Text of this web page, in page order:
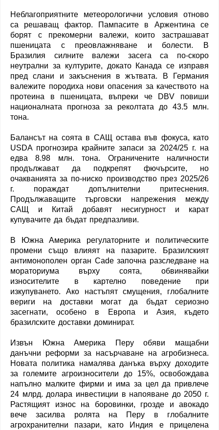
Неблагоприятните метеорологични условия отново
са решаващ фактор. Пампасите в Аржентина се
борят с прекомерни валежи, които застрашават
пшеницата с преовлажняване и болести. В
Бразилия силните валежи засега са по-скоро
неутрални за културите, докато Канада се изправя
пред слани и закъснения в жътвата. В Германия
валежите породиха нови опасения за качеството на
протеина в пшеницата, въпреки че DBV повиши
националната прогноза за реколтата до 43.5 млн.
тона.
Балансът на соята в САЩ остава във фокуса, като
USDA прогнозира крайните запаси за 2024/25 г. на
едва 8.98 млн. тона. Ограничените наличности
продължават да подкрепят фючърсите, но
очакванията за по-ниско производство през 2025/26
г. пораждат допълнителни притеснения.
Продължаващите търговски напрежения между
САЩ и Китай добавят несигурност и карат
купувачите да бъдат предпазливи.
В Южна Америка регулаторните и политическите
промени също влияят на пазарите. Бразилският
антимонополен орган Cade започна разследване на
мораториума върху соята, обвинявайки
износителите в картелно поведение при
изкупуването. Ако настъпят смущения, глобалните
вериги на доставки могат да бъдат сериозно
засегнати, особено в Европа и Азия, където
бразилските доставки доминират.
Извън Южна Америка Перу обяви мащабни
данъчни реформи за насърчаване на агробизнеса.
Новата политика намалява данъка върху доходите
за големите агроизносители до 15%, освобождава
напълно малките фирми и има за цел да привлече
24 млрд. долара инвестиции в напояване до 2050 г.
Растящият износ на боровинки, грозде и авокадо
вече засилва ролята на Перу в глобалните
агрохранителни пазари, като Индия е прицелена